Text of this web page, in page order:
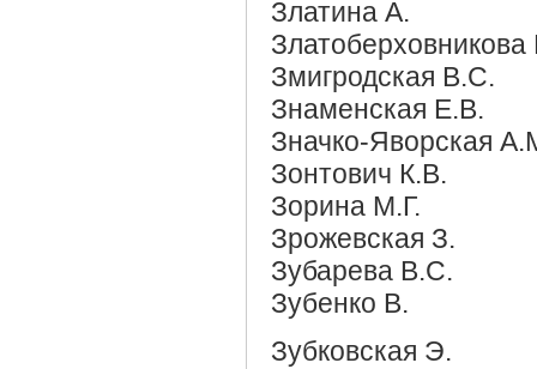
Златина А.
Змигродская В.С.
Знаменская Е.В.
Значко-Яворская
Зонтович К.В.
Зорина М.Г.
Зрожевская З.
Зубарева В.С.
Зубенко В.
Зубковская Э.